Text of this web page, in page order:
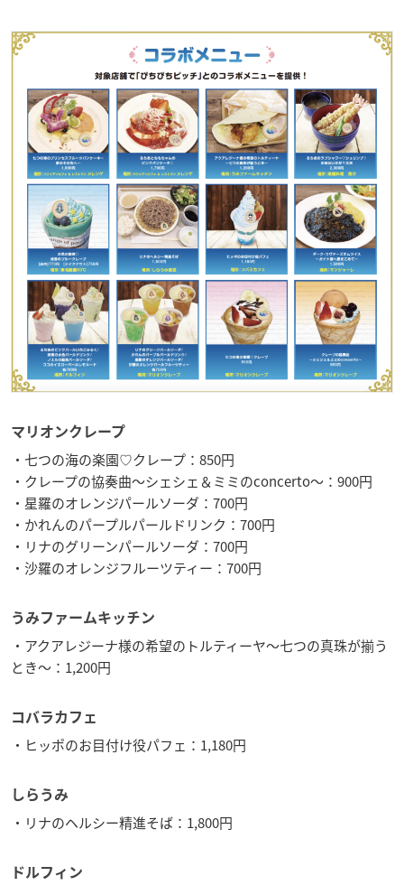
マリオンクレープ
・七つの海の楽園♡クレープ：850円
・クレープの協奏曲～シェシェ＆ミミのconcerto～：900円
・星羅のオレンジパールソーダ：700円
・かれんのパープルパールドリンク：700円
・リナのグリーンパールソーダ：700円
・沙羅のオレンジフルーツティー：700円
うみファームキッチン
・アクアレジーナ様の希望のトルティーヤ～七つの真珠が揃う
とき～：1,200円
コバラカフェ
・ヒッポのお目付け役パフェ：1,180円
しらうみ
・リナのヘルシー精進そば：1,800円
ドルフィン